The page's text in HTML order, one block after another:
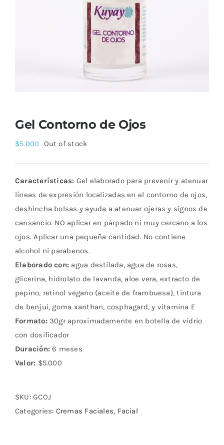
Gel Contorno de Ojos
$5.000 Out of stock
Características: Gel elaborado para prevenir y atenuar
líneas de expresión localizadas en el contorno de ojos,
deshincha bolsas y ayuda a atenuar ojeras y signos de
cansancio. NO aplicar en párpado ni muy cercano a los
ojos. Aplicar una pequeña cantidad. No contiene
alcohol ni parabenos.
Elaborado con: agua destilada, agua de rosas,
glicerina, hidrolato de lavanda, aloe vera, extracto de
pepino, retinol vegano (aceite de frambuesa), tintura
de benjui, goma xanthan, cosphagard, y vitamina E
Formato: 30gr aproximadamente en botella de vidrio
con dosificador
Duración: 6 meses
Valor: $5.000
SKU:GCOJ
Categories: Cremas Faciales, Facial